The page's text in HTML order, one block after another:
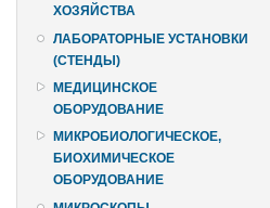
ХОЗЯЙСТВА
ЛАБОРАТОРНЫЕ УСТАНОВКИ
(СТЕНДЫ)
МЕДИЦИНСКОЕ
ОБОРУДОВАНИЕ
МИКРОБИОЛОГИЧЕСКОЕ,
БИОХИМИЧЕСКОЕ
ОБОРУДОВАНИЕ